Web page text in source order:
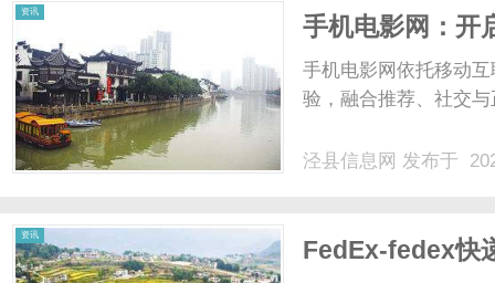
资讯
手机电影网：开
手机电影网依托移动
验，融合推荐、社交
泾县信息网 发布于
资讯
FedEx-fedex快